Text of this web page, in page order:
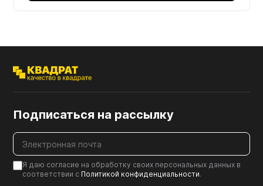
Подписаться на рассылку
Я даю согласие на обработку своих персональных данных в
соответствии с Политикой конфиденциальности.